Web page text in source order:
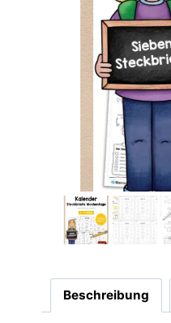
Beschreibung